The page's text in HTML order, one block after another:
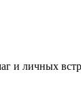
и личных